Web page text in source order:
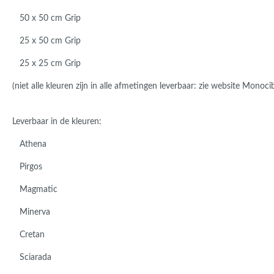
50 x 50 cm Grip
25 x 50 cm Grip
25 x 25 cm Grip
(niet alle kleuren zijn in alle afmetingen leverbaar: zie website
Leverbaar in de kleuren:
Athena
Pirgos
Magmatic
Minerva
Cretan
Sciarada